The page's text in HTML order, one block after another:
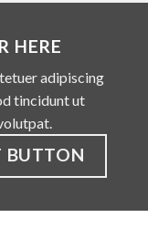
HERE
adipiscing
tincidunt ut
BUTTON